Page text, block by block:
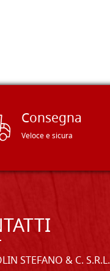
Consegna
Veloce e sicura
STEFANO & C. S.R.L.